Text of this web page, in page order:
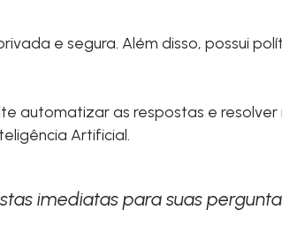
e segura. Além disso, possui
automatizar as respostas e
Artificial.
imediatas para suas